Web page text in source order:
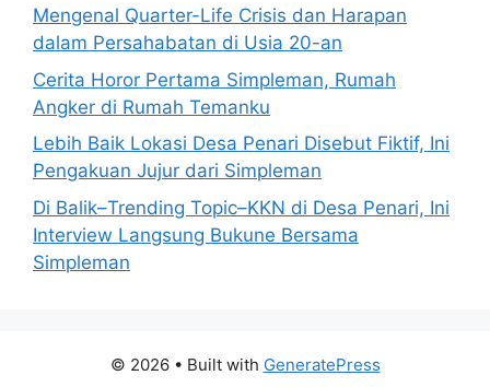
Mengenal Quarter-Life Crisis dan Harapan
dalam Persahabatan di Usia 20-an
Cerita Horor Pertama Simpleman, Rumah
Angker di Rumah Temanku
Lebih Baik Lokasi Desa Penari Disebut Fiktif, Ini
Pengakuan Jujur dari Simpleman
Di Balik–Trending Topic–KKN di Desa Penari, Ini
Interview Langsung Bukune Bersama
Simpleman
© 2026 • Built with GeneratePress